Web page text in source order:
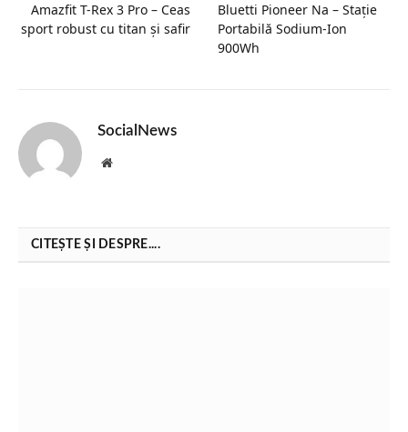
Amazfit T-Rex 3 Pro – Ceas
sport robust cu titan și safir
Bluetti Pioneer Na – Stație
Portabilă Sodium-Ion
900Wh
SocialNews
Website
CITEȘTE ȘI DESPRE....